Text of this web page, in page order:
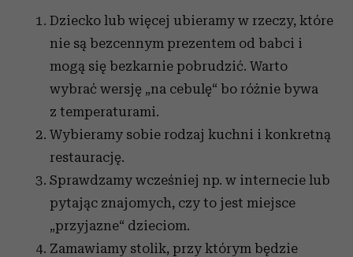
Dziecko lub więcej ubieramy w rzeczy, które
nie są bezcennym prezentem od babci i
mogą się bezkarnie pobrudzić. Warto
wybrać wersję „na cebulę“ bo różnie bywa
z temperaturami.
Wybieramy sobie rodzaj kuchni i konkretną
restaurację.
Sprawdzamy wcześniej np. w internecie lub
pytając znajomych, czy to jest miejsce
„przyjazne“ dzieciom.
Zamawiamy stolik, przy którym będzie